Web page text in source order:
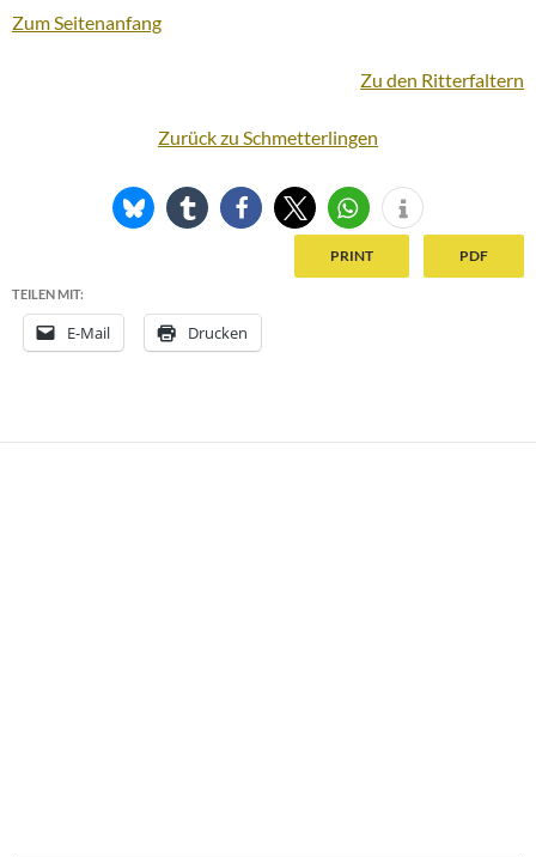
Zum Seitenanfang
Zu den Ritterfaltern
Zurück zu Schmetterlingen
PRINT PDF
TEILEN MIT:
E-Mail Drucken